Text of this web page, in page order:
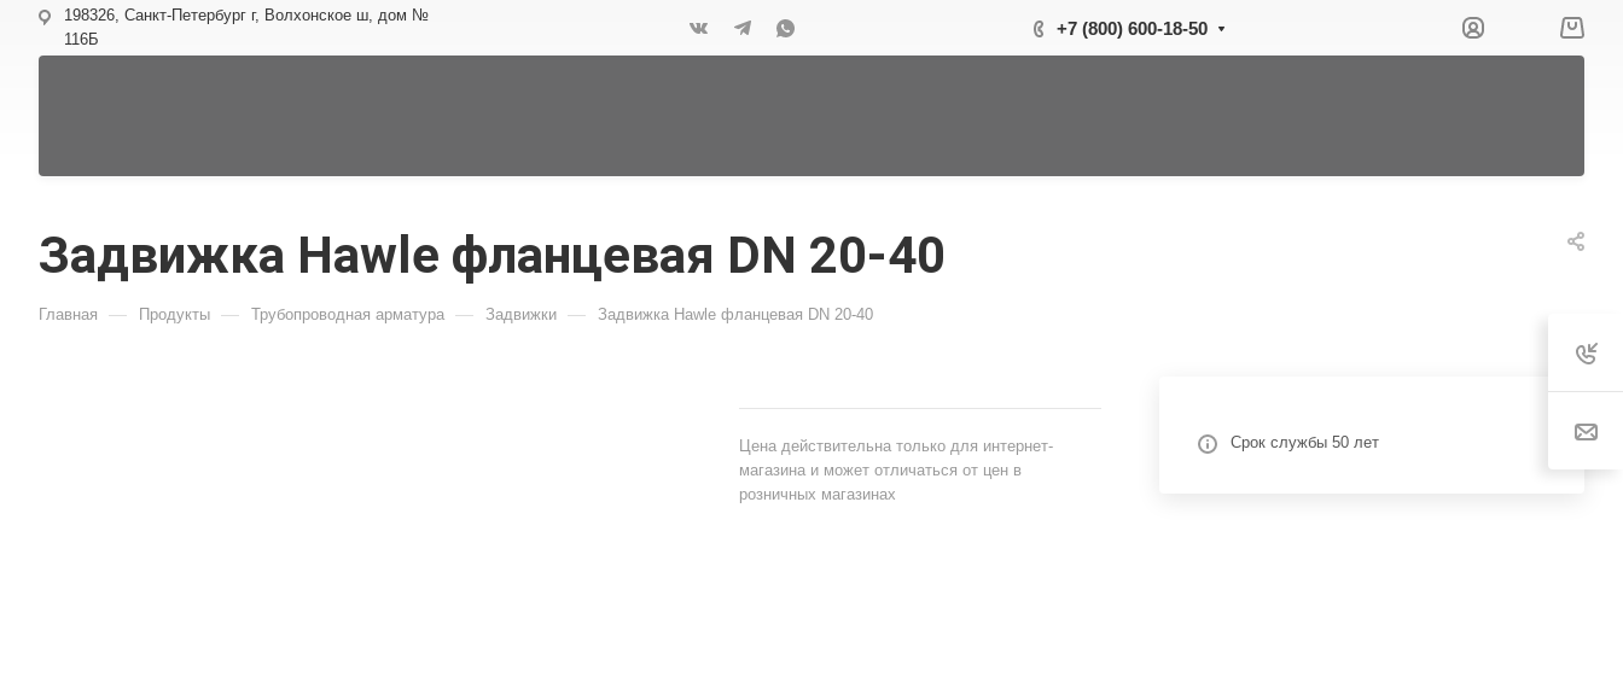
198326, Санкт-Петербург г, Волхонское ш, дом №
116Б
+7 (800) 600-18-50
Задвижка Hawle фланцевая DN 20-40
Главная — Продукты — Трубопроводная арматура — Задвижки — Задвижка Hawle фланцевая DN 20-40
Срок службы 50 лет
Цена действительна только для интернет-
магазина и может отличаться от цен в
розничных магазинах